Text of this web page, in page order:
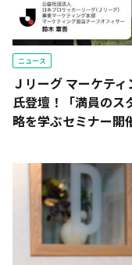
ニュース
Ｊリーグ マーケテ
氏登壇！「満員のス
略を学ぶセミナー開